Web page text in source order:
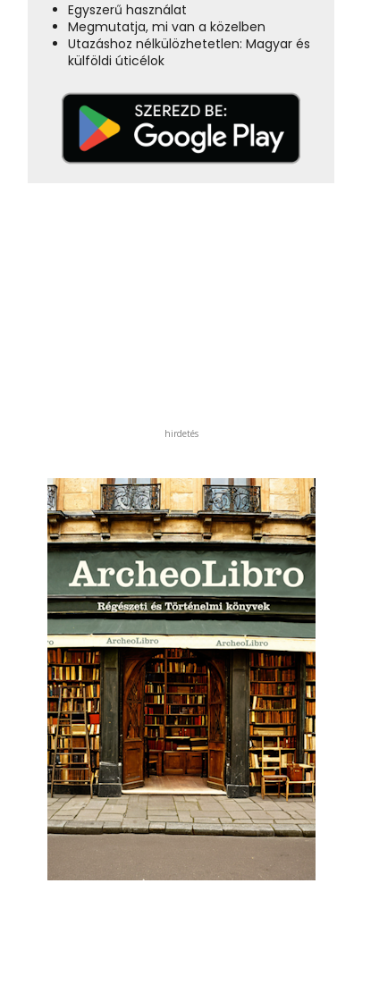
Egyszerű használat
Megmutatja, mi van a közelben
Utazáshoz nélkülözhetetlen: Magyar és
külföldi úticélok
hirdetés